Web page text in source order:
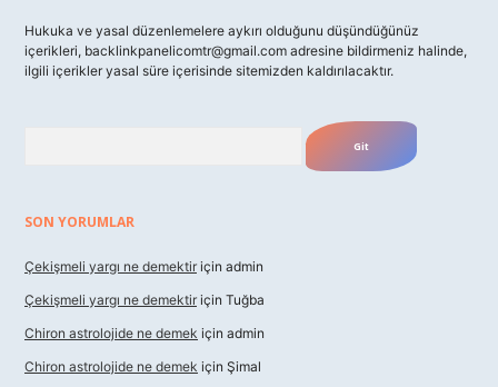
Hukuka ve yasal düzenlemelere aykırı olduğunu düşündüğünüz
içerikleri, backlinkpanelicomtr@gmail.com adresine bildirmeniz halinde,
ilgili içerikler yasal süre içerisinde sitemizden kaldırılacaktır.
SON YORUMLAR
Çekişmeli yargı ne demektir için admin
Çekişmeli yargı ne demektir için Tuğba
Chiron astrolojide ne demek için admin
Chiron astrolojide ne demek için Şimal